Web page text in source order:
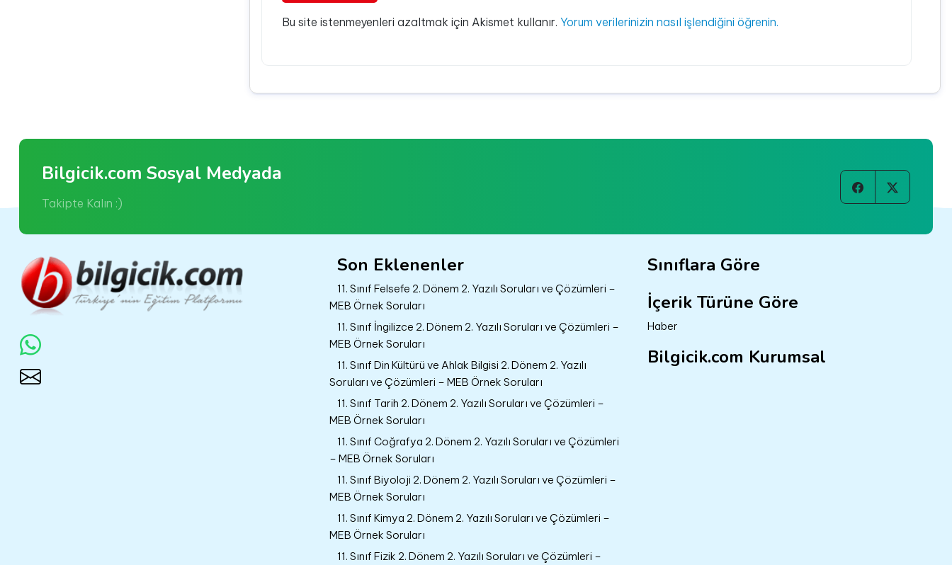
Bu site istenmeyenleri azaltmak için Akismet kullanır. Yorum verilerinizin nasıl işlendiğini öğrenin.
Bilgicik.com Sosyal Medyada
Takipte Kalın :)
Son Eklenenler
11. Sınıf Felsefe 2. Dönem 2. Yazılı Soruları ve Çözümleri –
MEB Örnek Soruları
11. Sınıf İngilizce 2. Dönem 2. Yazılı Soruları ve Çözümleri –
MEB Örnek Soruları
11. Sınıf Din Kültürü ve Ahlak Bilgisi 2. Dönem 2. Yazılı
Soruları ve Çözümleri – MEB Örnek Soruları
11. Sınıf Tarih 2. Dönem 2. Yazılı Soruları ve Çözümleri –
MEB Örnek Soruları
11. Sınıf Coğrafya 2. Dönem 2. Yazılı Soruları ve Çözümleri
– MEB Örnek Soruları
11. Sınıf Biyoloji 2. Dönem 2. Yazılı Soruları ve Çözümleri –
MEB Örnek Soruları
11. Sınıf Kimya 2. Dönem 2. Yazılı Soruları ve Çözümleri –
MEB Örnek Soruları
11. Sınıf Fizik 2. Dönem 2. Yazılı Soruları ve Çözümleri –
Sınıflara Göre
İçerik Türüne Göre
Haber
Bilgicik.com Kurumsal